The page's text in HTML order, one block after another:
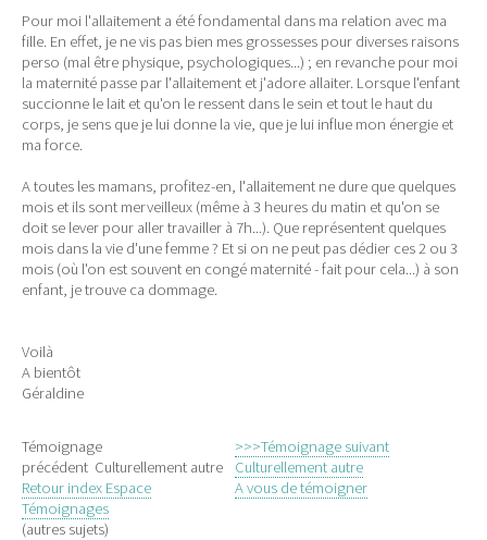
Pour moi l'allaitement a été fondamental dans ma relation avec ma
fille. En effet, je ne vis pas bien mes grossesses pour diverses raisons
perso (mal être physique, psychologiques...) ; en revanche pour moi
la maternité passe par l'allaitement et j'adore allaiter. Lorsque l'enfant
succionne le lait et qu'on le ressent dans le sein et tout le haut du
corps, je sens que je lui donne la vie, que je lui influe mon énergie et
ma force.
A toutes les mamans, profitez-en, l'allaitement ne dure que quelques
mois et ils sont merveilleux (même à 3 heures du matin et qu'on se
doit se lever pour aller travailler à 7h...). Que représentent quelques
mois dans la vie d'une femme ? Et si on ne peut pas dédier ces 2 ou 3
mois (où l'on est souvent en congé maternité - fait pour cela...) à son
enfant, je trouve ca dommage.
Voilà
A bientôt
Géraldine
Témoignage
précédent Culturellement autre
>>>Témoignage suivant
Culturellement autre
Retour index Espace
Témoignages
(autres sujets)
A vous de témoigner